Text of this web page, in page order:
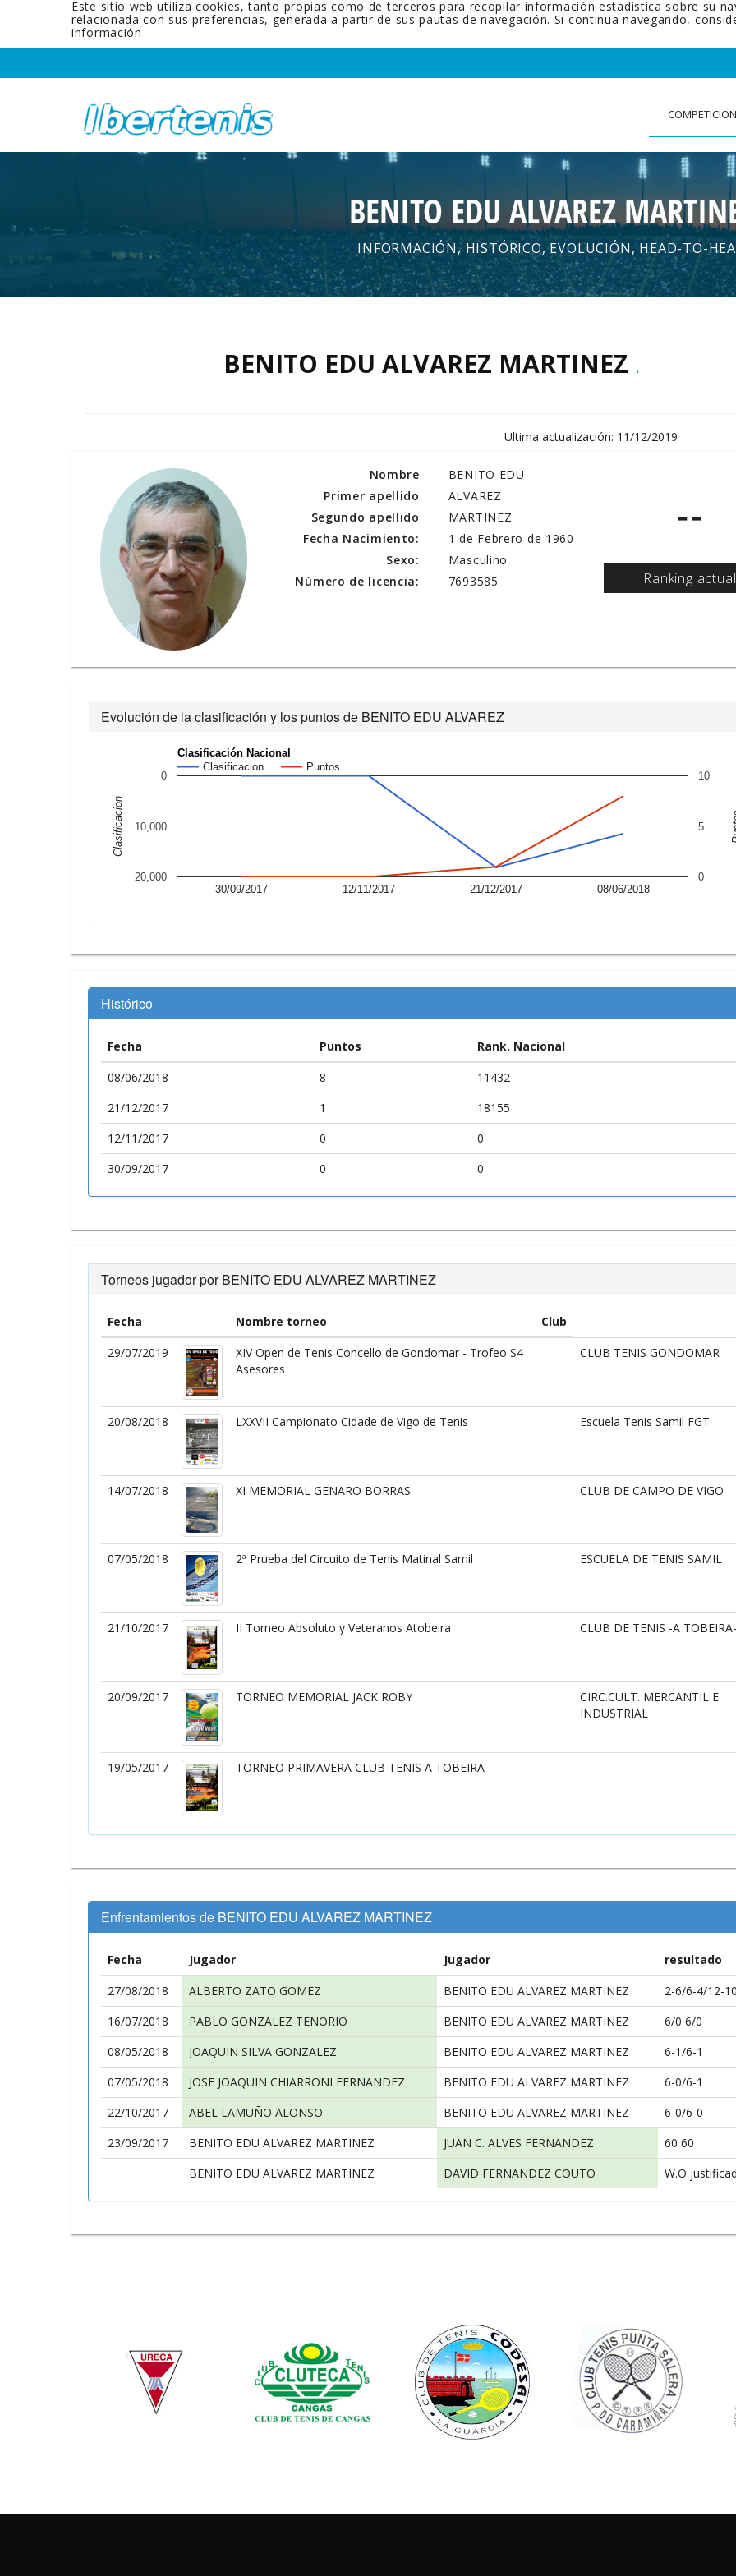
Este sitio web utiliza cookies, tanto propias como de terceros para recopilar información estadística sobre su
relacionada con sus preferencias, generada a partir de sus pautas de navegación. Si continua navegando,
información
BENITO EDU ALVAREZ
INFORMACIÓN, HISTÓRICO, EVOLUCIÓN, HEAD-TO-
BENITO EDU ALVAREZ MARTINEZ .
Ultima actualización: 11/12/2019
Nombre
Primer apellido
Segundo apellido
Fecha Nacimiento:
Sexo:
Número de licencia:
BENITO EDU
ALVAREZ
MARTINEZ
1 de Febrero de 1960
Masculino
7693585
--
Ranking actual
Evolución de la clasificación y los puntos de BENITO EDU ALVAREZ
Clasificación Nacional
Clasificacion
Puntos
30/09/2017 12/11/2017 21/12/2017 08/06/2018
0
10,000
20,000 0
5
10
Clasificacion
Histórico
Fecha Puntos
Rank. Nacional
08/06/2018
8
11432
21/12/2017
1
18155
12/11/2017
0
0
30/09/2017
0 0
Torneos jugador por BENITO EDU ALVAREZ MARTINEZ
Fecha Nombre torneo
Club
29/07/2019
XIV Open de Tenis Concello de Gondomar - Trofeo S4
Asesores
CLUB TENIS GONDOMAR
20/08/2018 LXXVII Campionato Cidade de Vigo de Tenis Escuela Tenis Samil FGT
14/07/2018 XI MEMORIAL GENARO BORRAS CLUB DE CAMPO DE VIGO
07/05/2018 2ª Prueba del Circuito de Tenis Matinal Samil ESCUELA DE TENIS SAMIL
21/10/2017 II Torneo Absoluto y Veteranos Atobeira CLUB DE TENIS -A TOBEIRA-
20/09/2017 TORNEO MEMORIAL JACK ROBY
CIRC.CULT. MERCANTIL E
INDUSTRIAL
19/05/2017 TORNEO PRIMAVERA CLUB TENIS A TOBEIRA
Enfrentamientos de BENITO EDU ALVAREZ MARTINEZ
Fecha Jugador Jugador
resultado
27/08/2018
ALBERTO ZATO GOMEZ BENITO EDU ALVAREZ MARTINEZ
2-6/6-4/12-
16/07/2018
PABLO GONZALEZ TENORIO BENITO EDU ALVAREZ MARTINEZ
6/0 6/0
08/05/2018
JOAQUIN SILVA GONZALEZ BENITO EDU ALVAREZ MARTINEZ
6-1/6-1
07/05/2018
JOSE JOAQUIN CHIARRONI FERNANDEZ BENITO EDU ALVAREZ MARTINEZ
6-0/6-1
22/10/2017
ABEL LAMUÑO ALONSO BENITO EDU ALVAREZ MARTINEZ
6-0/6-0
23/09/2017
BENITO EDU ALVAREZ MARTINEZ JUAN C. ALVES FERNANDEZ
60 60
BENITO EDU ALVAREZ MARTINEZ
DAVID FERNANDEZ COUTO W.O